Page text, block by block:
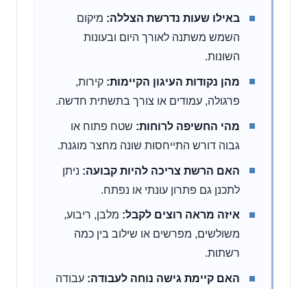
באילו שעות נדרשת הצללה: מיקום
השמש משתנה לאורך היום ובעונות
השונות.
מהן נקודות העיגון הקיימות: קירות,
פרגולה, עמודים או צורך בתשתית חדשה.
מהי החשיפה לרוחות: שטח פתוח או
גבוה דורש התייחסות שונה מחצר מוגנת.
האם הרשת צריכה להיות קבועה: ניתן
לתכנן גם פתרון עונתי או נפתח.
איזה מראה רוצים לקבל: מלבן, ריבוע,
משולשים, מפרשים או שילוב בין כמה
רשתות.
האם קיימת גישה נוחה לעבודה: עבודה